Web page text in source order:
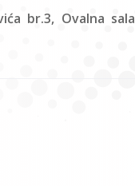
br.3, Ovalna sala